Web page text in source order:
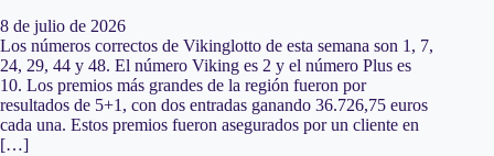
8 de julio de 2026
Los números correctos de Vikinglotto de esta semana son 1, 7,
24, 29, 44 y 48. El número Viking es 2 y el número Plus es
10. Los premios más grandes de la región fueron por
resultados de 5+1, con dos entradas ganando 36.726,75 euros
cada una. Estos premios fueron asegurados por un cliente en
[…]